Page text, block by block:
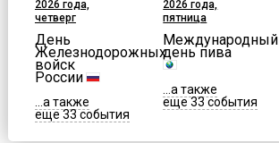
2026 года,
четверг
День
Железнодорожных
войск
России
...а также
еще 33 события
2026 года,
пятница
Международный
день пива
...а также
еще 33 события